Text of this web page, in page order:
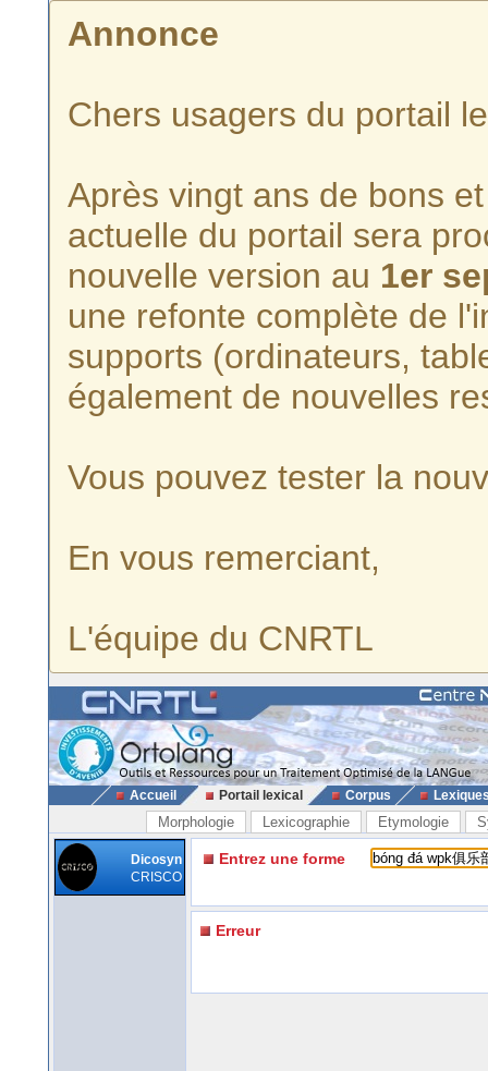
Annonce
Chers usagers du portail
Après vingt ans de bons
actuelle du portail sera
nouvelle version au 1er
une refonte complète de
supports (ordinateurs,
également de nouvelles
Vous pouvez tester la
En vous remerciant,
L'équipe du CNRTL
Accueil Portail lexical Corpus
Morphologie Lexicographie Etymologie
Dicosyn
CRISCO
Entrez une forme
Erreur